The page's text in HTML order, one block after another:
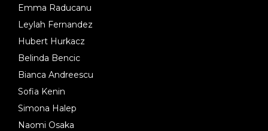
Emma Raducanu
Leylah Fernandez
Hubert Hurkacz
Belinda Bencic
Bianca Andreescu
Sofia Kenin
Simona Halep
Naomi Osaka